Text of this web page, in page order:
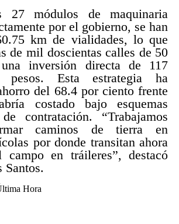
27 módulos de maquinaria
por el gobierno, se han
km de vialidades, lo que
de mil doscientas calles de 50
inversión directa de 117
pesos. Esta estrategia ha
del 68.4 por ciento frente
costado bajo esquemas
contratación. “Trabajamos
caminos de tierra en
por donde transitan ahora
campo en tráileres”, destacó
Santos.
Hora